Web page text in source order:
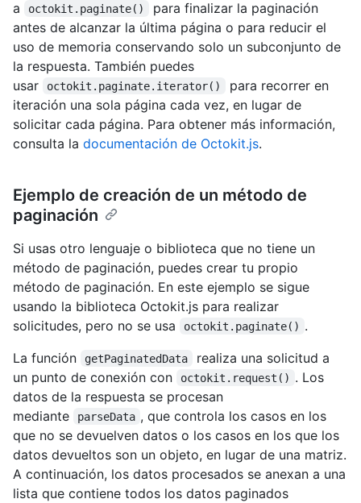
a octokit.paginate()
para finalizar la paginación
antes de alcanzar la última página o para reducir el
uso de memoria conservando solo un subconjunto de
la respuesta. También puedes
usar
octokit.paginate.iterator()
para recorrer en
iteración una sola página cada vez, en lugar de
solicitar cada página. Para obtener más información,
consulta la documentación de Octokit.js.
Ejemplo de creación de un método de
paginación
Si usas otro lenguaje o biblioteca que no tiene un
método de paginación, puedes crear tu propio
método de paginación. En este ejemplo se sigue
usando la biblioteca Octokit.js para realizar
solicitudes, pero no se usa
octokit.paginate() .
La función
getPaginatedData
realiza una solicitud a
un punto de conexión con
octokit.request() . Los
datos de la respuesta se procesan
mediante
parseData , que controla los casos en los
que no se devuelven datos o los casos en los que los
datos devueltos son un objeto, en lugar de una matriz.
A continuación, los datos procesados se anexan a una
lista que contiene todos los datos paginados